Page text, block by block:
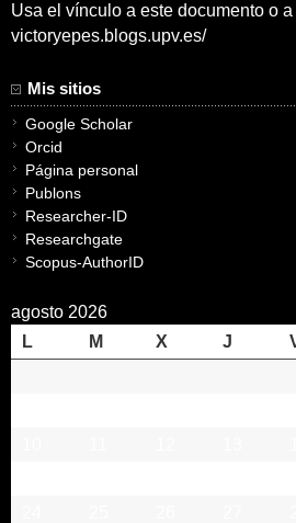
Usa el vínculo a este documento o
victoryepes.blogs.upv.es/
Mis sitios
Google Scholar
Orcid
Página personal
Publons
Researcher-ID
Researchgate
Scopus-AuthorID
agosto 2026
L
M X J